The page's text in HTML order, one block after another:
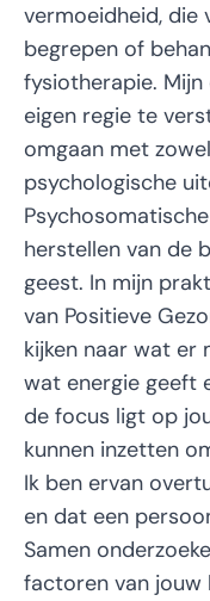
vermoeidheid, die
begrepen of
fysiotherapie.
eigen regie te
omgaan met
psychologische
herstellen van de
geest. In mijn
van Positieve
kijken naar wat er
wat energie geeft
de focus ligt op
kunnen inzetten
Ik ben ervan
en dat een
Samen
factoren van jouw